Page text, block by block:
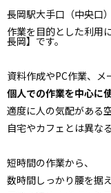
長岡駅大手口（中央口
作業を目的とした利用
長岡】です。
資料作成やPC作業、メ
個人での作業を中心に
適度に人の気配がある
自宅やカフェとは異な
短時間の作業から、
数時間しっかり腰を据